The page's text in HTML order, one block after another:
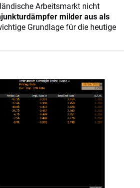
Arbeitsmarkt nicht
milder aus als
Grundlage für die heutige